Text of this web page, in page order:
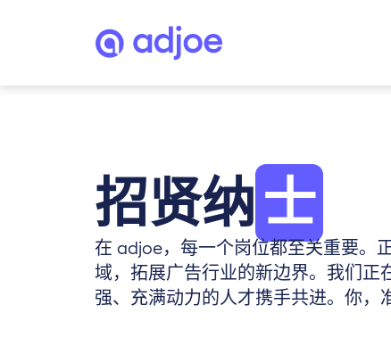
招贤纳士
在 adjoe，每一个岗位都至关重要。
域，拓展广告行业的新边界。我们正
强、充满动力的人才携手共进。你，